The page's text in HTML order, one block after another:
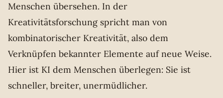
Menschen übersehen. In der
Kreativitätsforschung spricht man von
kombinatorischer Kreativität, also dem
Verknüpfen bekannter Elemente auf neue Weise.
Hier ist KI dem Menschen überlegen: Sie ist
schneller, breiter, unermüdlicher.